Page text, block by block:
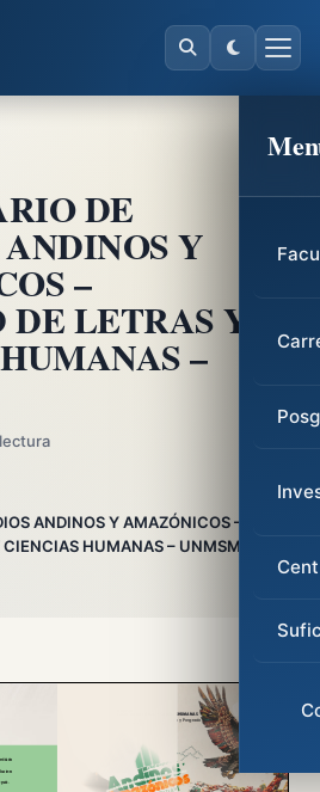
DE
Y
–
LETRAS Y
–
ANDINOS Y AMAZÓNICOS –
CIENCIAS HUMANAS – UNMSM